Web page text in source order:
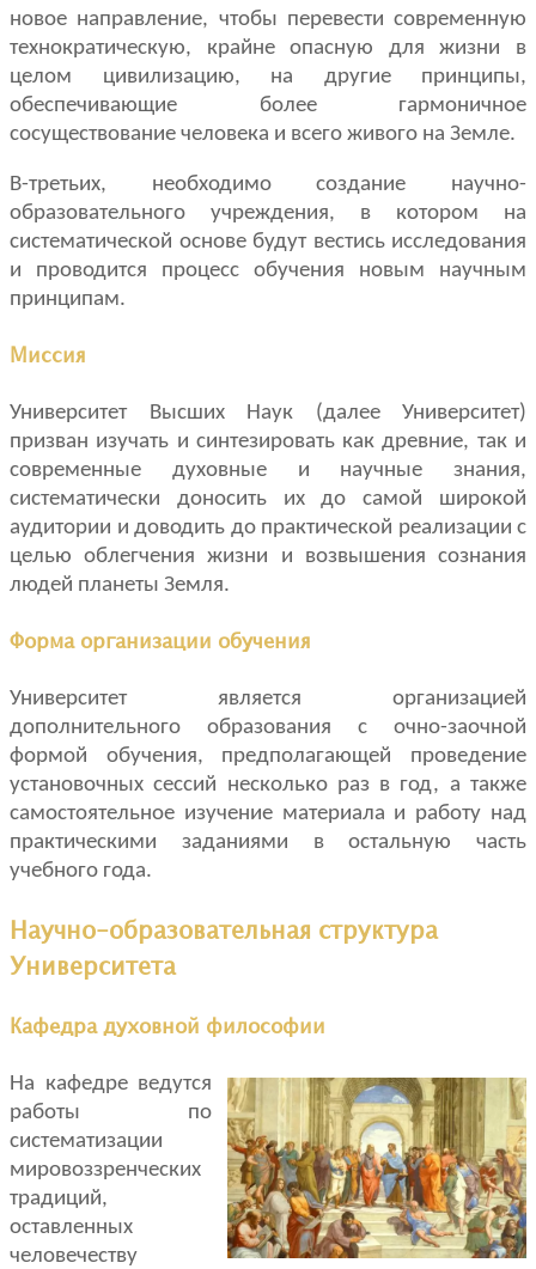
новое направление, чтобы перевести современную
технократическую, крайне опасную для жизни в
целом цивилизацию, на другие принципы,
обеспечивающие более гармоничное
сосуществование человека и всего живого на Земле.
В-третьих, необходимо создание научно-
образовательного учреждения, в котором на
систематической основе будут вестись исследования
и проводится процесс обучения новым научным
принципам.
Миссия
Университет Высших Наук (далее Университет)
призван изучать и синтезировать как древние, так и
современные духовные и научные знания,
систематически доносить их до самой широкой
аудитории и доводить до практической реализации с
целью облегчения жизни и возвышения сознания
людей планеты Земля.
Форма организации обучения
Университет является организацией
дополнительного образования с очно-заочной
формой обучения, предполагающей проведение
установочных сессий несколько раз в год, а также
самостоятельное изучение материала и работу над
практическими заданиями в остальную часть
учебного года.
Научно-образовательная структура
Университета
Кафедра духовной философии
На кафедре ведутся
работы по
систематизации
мировоззренческих
традиций,
оставленных
человечеству